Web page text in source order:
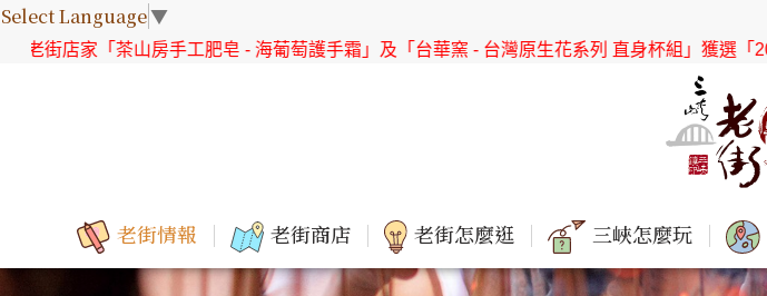
Select Language▼
- 海葡萄護手霜」及「台華窯 - 台灣原生花系列 直身杯組」獲選「2026新北嚴選」特色商品獎
老街情報 老街商店 老街怎麼逛 三峽怎麼玩